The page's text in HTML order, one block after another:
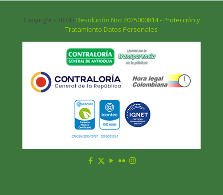
Copyright - 2024 - Resolución Nro 2025000814 - Protección y
Tratamiento Datos Personales